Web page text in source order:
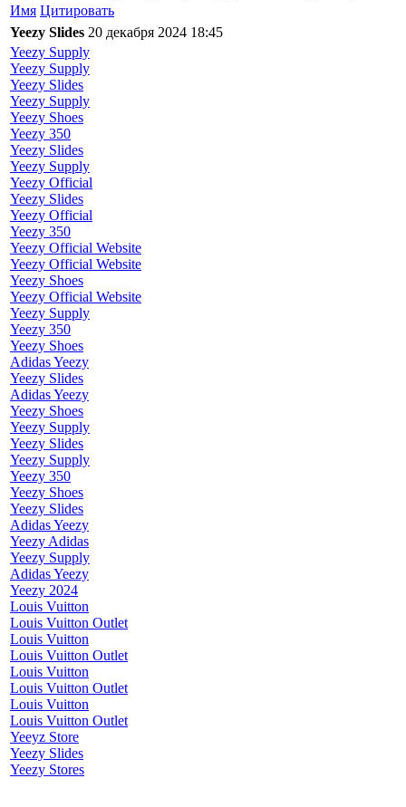
Имя Цитировать
Yeezy Slides 20 декабря 2024 18:45
Yeezy Supply
Yeezy Supply
Yeezy Slides
Yeezy Supply
Yeezy Shoes
Yeezy 350
Yeezy Slides
Yeezy Supply
Yeezy Official
Yeezy Slides
Yeezy Official
Yeezy 350
Yeezy Official Website
Yeezy Official Website
Yeezy Shoes
Yeezy Official Website
Yeezy Supply
Yeezy 350
Yeezy Shoes
Adidas Yeezy
Yeezy Slides
Adidas Yeezy
Yeezy Shoes
Yeezy Supply
Yeezy Slides
Yeezy Supply
Yeezy 350
Yeezy Shoes
Yeezy Slides
Adidas Yeezy
Yeezy Adidas
Yeezy Supply
Adidas Yeezy
Yeezy 2024
Louis Vuitton
Louis Vuitton Outlet
Louis Vuitton
Louis Vuitton Outlet
Louis Vuitton
Louis Vuitton Outlet
Louis Vuitton
Louis Vuitton Outlet
Yeeyz Store
Yeezy Slides
Yeezy Stores